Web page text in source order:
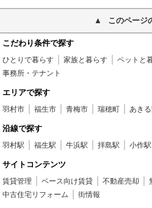
このページ
こだわり条件で探す
ひとりで暮らす 家族と暮らす ペットと
事務所・テナント
エリアで探す
羽村市 福生市 青梅市 瑞穂町 あき
沿線で探す
羽村駅 福生駅 牛浜駅 拝島駅 小作駅
サイトコンテンツ
賃貸管理 ベース向け賃貸 不動産売却
中古住宅リフォーム
街情報